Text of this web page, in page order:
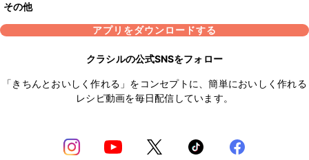
その他
アプリをダウンロードする
クラシルの公式SNSをフォロー
「きちんとおいしく作れる」をコンセプトに、簡単においしく作れる
レシピ動画を毎日配信しています。